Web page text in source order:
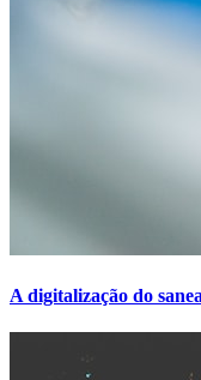
A digitalização do